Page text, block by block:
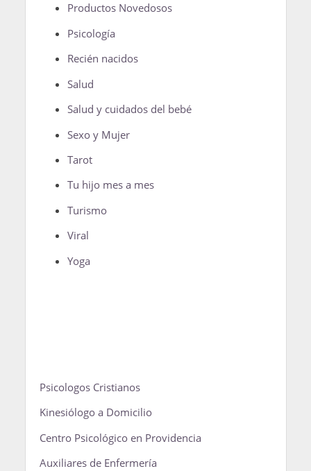
Productos Novedosos
Psicología
Recién nacidos
Salud
Salud y cuidados del bebé
Sexo y Mujer
Tarot
Tu hijo mes a mes
Turismo
Viral
Yoga
Psicologos Cristianos
Kinesiólogo a Domicilio
Centro Psicológico en Providencia
Auxiliares de Enfermería